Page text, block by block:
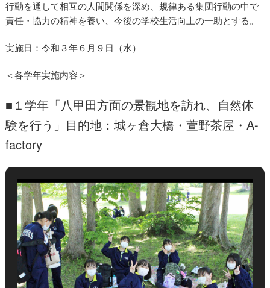
遠足
行動を通して相互の人間関係を深め、規律ある集団行動の中で
責任・協力の精神を養い、今後の学校生活向上の一助とする。
実施日：令和３年６月９日（水）
＜各学年実施内容＞
■１学年「八甲田方面の景観地を訪れ、自然体
験を行う」目的地：城ヶ倉大橋・萱野茶屋・A-
factory